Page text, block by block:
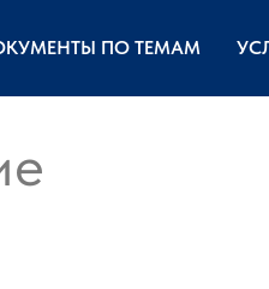
ПО ТЕМАМ